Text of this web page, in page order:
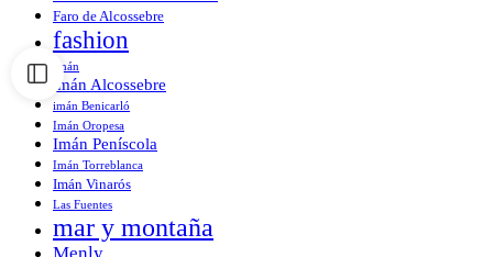
Faro de Alcossebre
fashion
Imán
imán Alcossebre
imán Benicarló
Imán Oropesa
Imán Peníscola
Imán Torreblanca
Imán Vinarós
Las Fuentes
mar y montaña